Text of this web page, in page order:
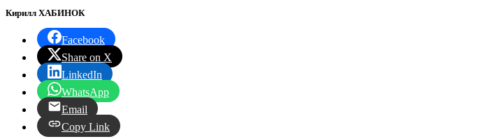
Кирилл ХАБИНОК
Facebook
Share on X
LinkedIn
WhatsApp
Email
Copy Link